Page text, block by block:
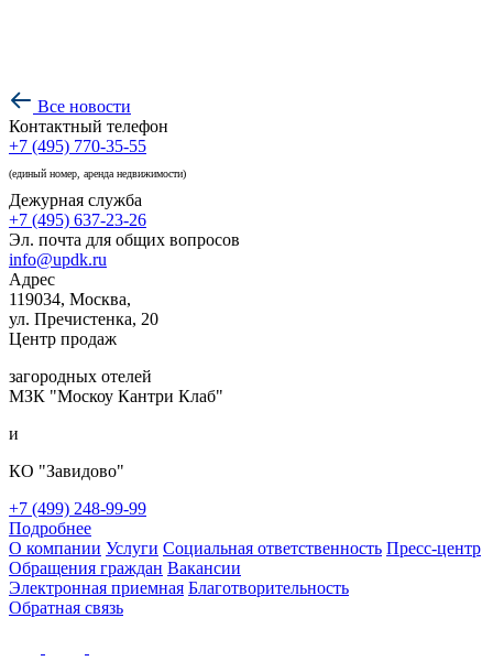
Все новости
Контактный телефон
+7 (495) 770-35-55
(единый номер, аренда недвижимости)
Дежурная служба
+7 (495) 637-23-26
Эл. почта для общих вопросов
info@updk.ru
Адрес
119034, Москва,
ул. Пречистенка, 20
Центр продаж
загородных отелей
МЗК "Москоу Кантри Клаб"
и
КО "Завидово"
+7 (499) 248-99-99
Подробнее
О компании Услуги Социальная ответственность Пресс-центр
Обращения граждан Вакансии
Электронная приемная Благотворительность
Обратная связь